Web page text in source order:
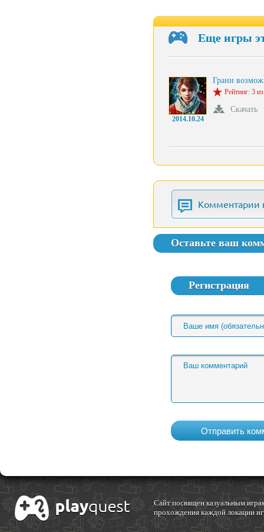
Еще игры
2014.10.24
Грани
Рейтинг: 3
Скачать
Комментарии
Оставьте ваш
Регистрация
Cайт посвящен казуальным
прохождения каждой локации